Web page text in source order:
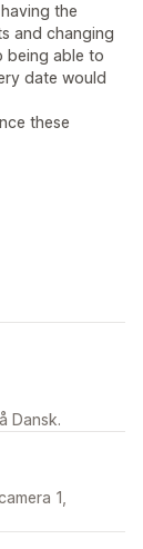
the
and changing
being able to
date would
these
Dansk.
1,